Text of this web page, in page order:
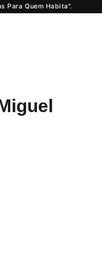
Para Quem Habita".